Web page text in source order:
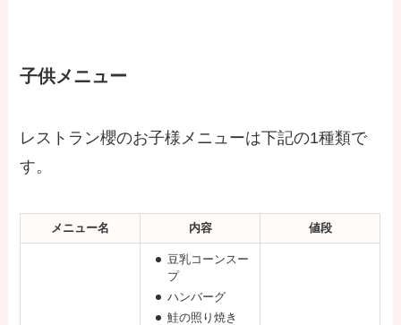
子供メニュー
レストラン櫻のお子様メニューは下記の1種類で
す。
メニュー名 内容 値段
豆乳コーンスー
プ
ハンバーグ
鮭の照り焼き